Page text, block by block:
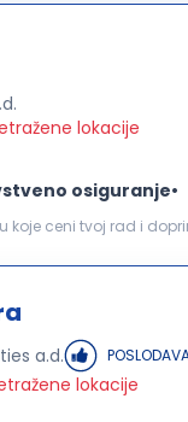
lokacije
osiguranje
koje ceni tvoj rad i
a.d.
lokacije